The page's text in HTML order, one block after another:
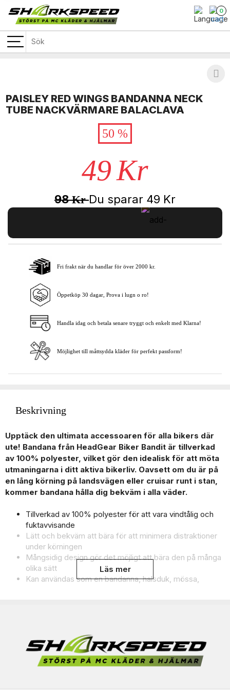
0
PAISLEY RED WINGS BANDANNA NECK
TUBE NACKVÄRMARE BALACLAVA
50 %
49Kr
98KrDu sparar 49 Kr
Lägg i varukorgen
Fri frakt när du handlar för över 2000 kr.
Öppetköp 30 dagar, Prova i lugn o ro!
Handla idag och betala senare tryggt och enkelt med Klarna!
Möjlighet till måttsydda kläder för perfekt passform!
Beskrivning
Upptäck den ultimata accessoaren för alla bikers där
ute! Bandana från HeadGear Biker Bandit är tillverkad
av 100% polyester, vilket gör den idealisk för att möta
utmaningarna i ditt aktiva bikerliv. Oavsett om du är på
en lång körning på landsvägen eller cruisar runt i stan,
kommer bandana hålla dig bekväm i alla väder.
Tillverkad av 100% polyester för att vara vindtålig och
fuktavvisande
Lätt och bekväm att bära för att minimera distraktioner
under körningen
Mångsidig design gör det möjligt att bära den på många
olika sätt
Kan användas som en bandanna, halsduk, mössa,
En storlek passar de flesta vuxna för enkel användning
och bekväm passform
Maskintvättbar och snabbtorkande för enkel rengöring
och underhåll
Läs mer